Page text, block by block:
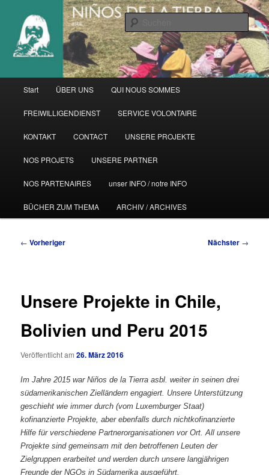
primären
Inhalt
springen
Start ÜBER UNS QUI NOUS SOMMES
FREIWILLIGENDIENST SERVICE VOLONTAIRE
KONTAKT CONTACT UNSERE PROJEKTE
NOS PROJETS UNSERE PARTNER
NOS PARTENAIRES unser INFO / notre INFO
BÜCHER ZUM THEMA ARCHIV / ARCHIVES
Beitragsnavigation
← Vorheriger Nächster →
Unsere Projekte in Chile,
Bolivien und Peru 2015
Veröffentlicht am26. März 2016
Im Jahre 2015 war Niños de la Tierra asbl. weiter in seinen drei
südamerikanischen Zielländern engagiert. Unsere Unterstützung
geschieht wie immer durch (vom Luxemburger Staat)
kofinanzierte Projekte, aber ebenfalls durch nichtkofinanzierte
Hilfe für verschiedene Partnerorganisationen vor Ort. All unsere
Projekte sind gemeinsam mit den betroffenen Leuten der
Zielgruppen erarbeitet und werden durch unsere langjährigen
Freunde der NGOs in Südamerika ausgeführt.